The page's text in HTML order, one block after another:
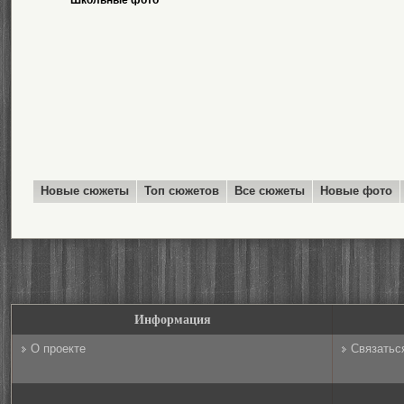
Новые сюжеты Топ сюжетов Все сюжеты Новые фото
Информация
О проекте